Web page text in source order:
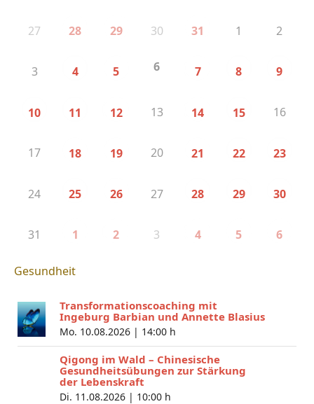
27 28 29 30 31 1 2
3 4 5 6 7 8 9
10 11 12 13 14 15 16
17 18 19 20 21 22 23
24 25 26 27 28 29 30
31 1 2 3 4 5 6
Gesundheit
Transformationscoaching mit
Ingeburg Barbian und Annette Blasius
Mo. 10.08.2026 | 14:00 h
Qigong im Wald – Chinesische
Gesundheitsübungen zur Stärkung
der Lebenskraft
Di. 11.08.2026 | 10:00 h